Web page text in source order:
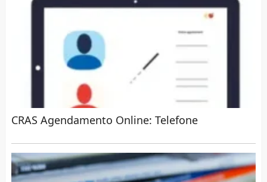
CRAS Agendamento Online: Telefone